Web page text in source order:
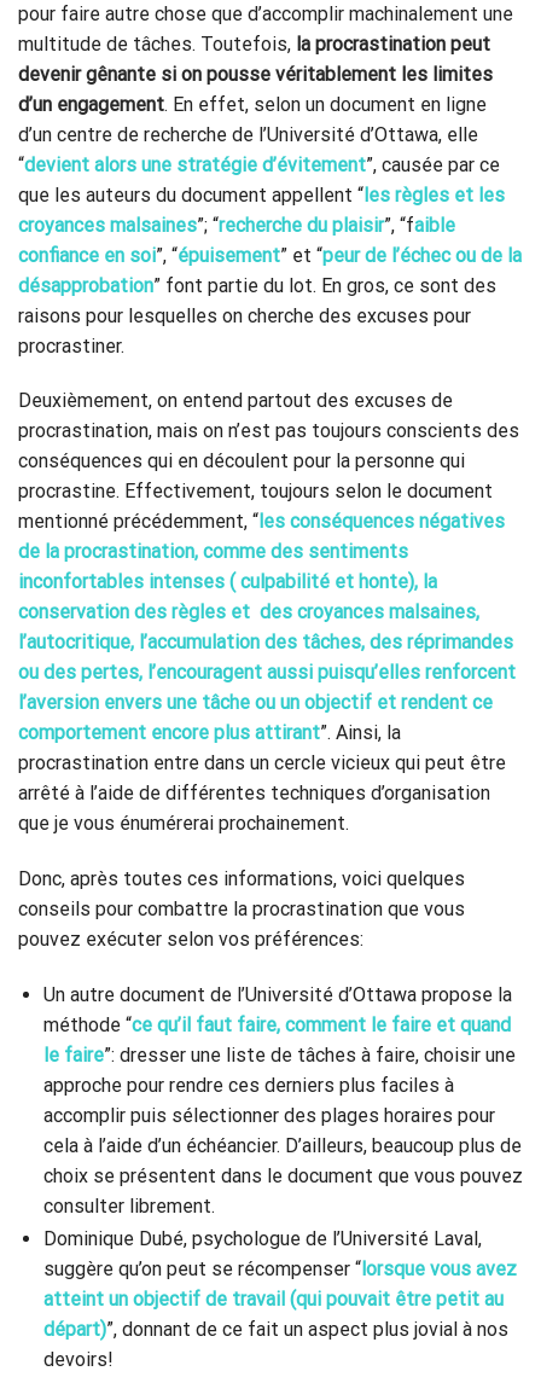
pour faire autre chose que d’accomplir machinalement une
multitude de tâches. Toutefois, la procrastination peut
devenir gênante si on pousse véritablement les limites
d’un engagement. En effet, selon un document en ligne
d’un centre de recherche de l’Université d’Ottawa, elle
“devient alors une stratégie d’évitement”, causée par ce
que les auteurs du document appellent “les règles et les
croyances malsaines”; “recherche du plaisir”, “faible
confiance en soi”, “épuisement” et “peur de l’échec ou de la
désapprobation” font partie du lot. En gros, ce sont des
raisons pour lesquelles on cherche des excuses pour
procrastiner.
Deuxièmement, on entend partout des excuses de
procrastination, mais on n’est pas toujours conscients des
conséquences qui en découlent pour la personne qui
procrastine. Effectivement, toujours selon le document
mentionné précédemment, “ les conséquences négatives
de la procrastination, comme des sentiments
inconfortables intenses ( culpabilité et honte), la
conservation des règles et des croyances malsaines,
l’autocritique, l’accumulation des tâches, des réprimandes
ou des pertes, l’encouragent aussi puisqu’elles renforcent
l’aversion envers une tâche ou un objectif et rendent ce
comportement encore plus attirant”. Ainsi, la
procrastination entre dans un cercle vicieux qui peut être
arrêté à l’aide de différentes techniques d’organisation
que je vous énumérerai prochainement.
Donc, après toutes ces informations, voici quelques
conseils pour combattre la procrastination que vous
pouvez exécuter selon vos préférences:
Un autre document de l’Université d’Ottawa propose la
méthode “ce qu’il faut faire, comment le faire et quand
le faire”: dresser une liste de tâches à faire, choisir une
approche pour rendre ces derniers plus faciles à
accomplir puis sélectionner des plages horaires pour
cela à l’aide d’un échéancier. D’ailleurs, beaucoup plus de
choix se présentent dans le document que vous pouvez
consulter librement.
Dominique Dubé, psychologue de l’Université Laval,
suggère qu’on peut se récompenser “lorsque vous avez
atteint un objectif de travail (qui pouvait être petit au
départ)”, donnant de ce fait un aspect plus jovial à nos
devoirs!